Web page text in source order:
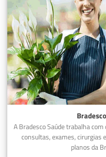
A Bradesco Saúde trabalha
consultas, exames, cirurgias
planos da